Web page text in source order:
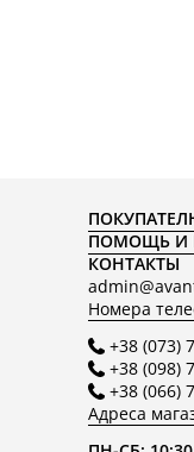
ПОМОЩЬ И
КОНТАКТЫ
Номера
+38 (073)
+38 (098)
+38 (066)
Адреса